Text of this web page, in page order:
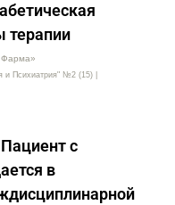
терапии
Фарма»
Психиатрия" №2 (15) |
с
в